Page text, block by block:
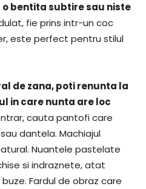
bentita subtire sau niste
fie prins intr-un coc
este perfect pentru stilul
de zana, poti renunta la
in care nunta are loc
cauta pantofi care
dantela. Machiajul
Nuantele pastelate
si indraznete, atat
Fardul de obraz care